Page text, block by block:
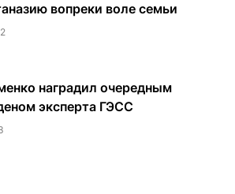
вопреки воле семьи
наградил очередным
эксперта ГЭСС